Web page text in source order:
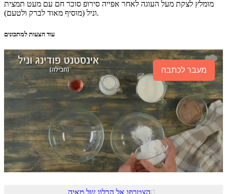
מומלץ לצקת מעל העוגה לאחר אפייה סירופ סוכר חם עם מעט תמצית
וניל (מוסיף מאוד לברק ולטעם).
עוד הצעות למתכונים
מעבר לכתבה
הצטרפו אל הבלוג של מאיה